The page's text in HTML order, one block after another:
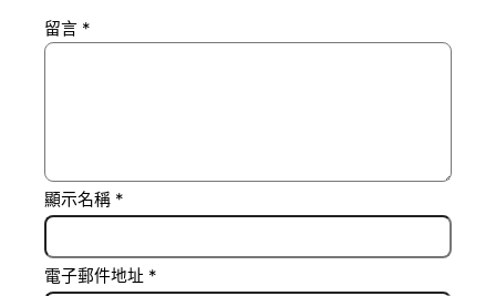
留言 *
顯示名稱 *
電子郵件地址 *